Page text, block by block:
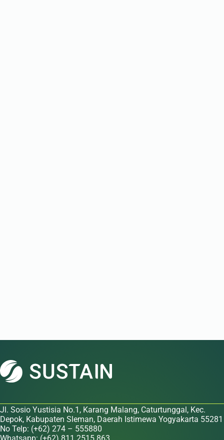
Jl. Sosio Yustisia No.1, Karang Malang, Caturtunggal, Kec.
Depok, Kabupaten Sleman, Daerah Istimewa Yogyakarta 55281
No Telp: (+62) 274 – 555880